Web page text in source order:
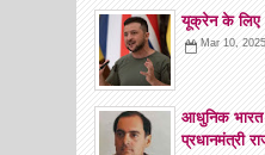
यूक्रेन के लिए
Mar 10, 2025
आधुनिक भारत
प्रधानमंत्री